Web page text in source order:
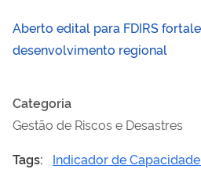
Aberto edital para FDIRS
desenvolvimento regional
Categoria
Gestão de Riscos e Desastres
Tags:
Indicador de